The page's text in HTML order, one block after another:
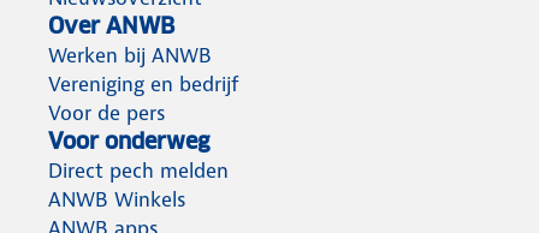
Over ANWB
Werken bij ANWB
Vereniging en bedrijf
Voor de pers
Voor onderweg
Direct pech melden
ANWB Winkels